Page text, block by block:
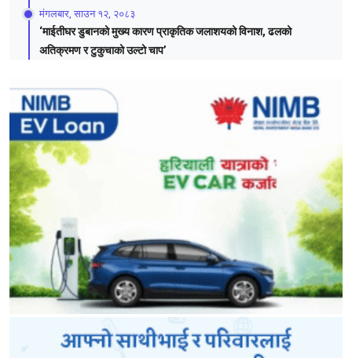
मंगलबार, साउन १२, २०८३
‘माईतीघर डुबानको मुख्य कारण प्राकृतिक जलाशयको विनाश, ढलको
अतिक्रमण र टुकुचाको उल्टो चाप’